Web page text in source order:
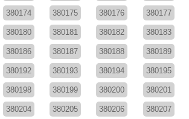
380174 380175 380176 380177
380180 380181 380182 380183
380186 380187 380188 380189
380192 380193 380194 380195
380198 380199 380200 380201
380204 380205 380206 380207